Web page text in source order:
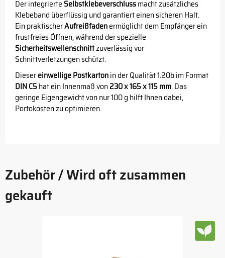
Der integrierte Selbstklebeverschlussmacht zusätzliches
Klebeband überflüssig und garantiert einen sicheren Halt.
Ein praktischerAufreißfadenermöglicht dem Empfänger ein
frustfreies Öffnen, während der spezielle
Sicherheitswellenschnittzuverlässig vor
Schnittverletzungen schützt.
Diesereinwellige Postkartonin der Qualität 1.20b im Format
DIN C5hat ein Innenmaß von230 x 165 x 115 mm. Das
geringe Eigengewicht von nur 100 g hilft Ihnen dabei,
Portokosten zu optimieren.
Zubehör / Wird oft zusammen
gekauft